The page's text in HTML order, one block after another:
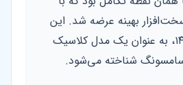
بهینه عرضه شد. این
گوشی در سال ۱۴۰۵، به عنوان یک مدل کلاسیک
سامسونگ شناخته می‌شود.